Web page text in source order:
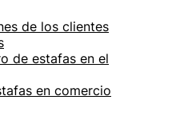
de los clientes
de estafas en el
en comercio